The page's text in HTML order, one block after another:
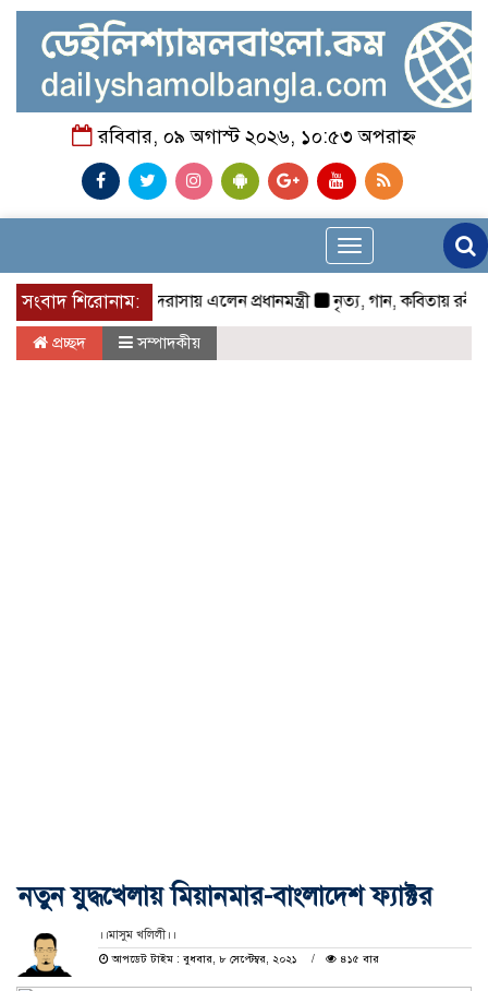
রবিবার, ০৯ অগাস্ট ২০২৬, ১০:৫৩ অপরাহ্ন
Toggle
navigation
সংবাদ শিরোনাম:
হাটহাজারী মাদরাসায় এলেন প্রধানমন্ত্রী নৃত্য, গান, কবিতায় রবীন্দ্রনাথ
প্রচ্ছদ সম্পাদকীয়
নতুন যুদ্ধখেলায় মিয়ানমার-বাংলাদেশ ফ্যাক্টর
।।মাসুম খলিলী।।
আপডেট টাইম : বুধবার, ৮ সেপ্টেম্বর, ২০২১
৪১৫ বার